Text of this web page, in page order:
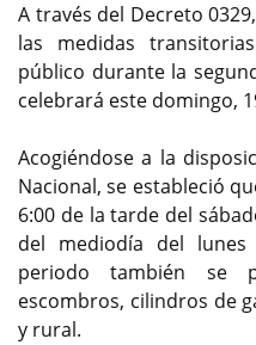
A través del Decreto
las medidas
público durante la
celebrará este domingo,
Acogiéndose a la
Nacional, se estableció
6:00 de la tarde del
del mediodía del
periodo también se
escombros, cilindros de
y rural.